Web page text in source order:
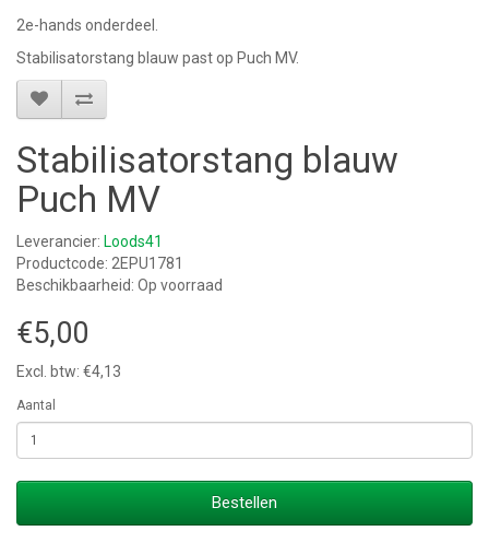
2e-hands onderdeel.
Stabilisatorstang blauw past op Puch MV.
Stabilisatorstang blauw
Puch MV
Leverancier: Loods41
Productcode: 2EPU1781
Beschikbaarheid: Op voorraad
€5,00
Excl. btw: €4,13
Aantal
Bestellen